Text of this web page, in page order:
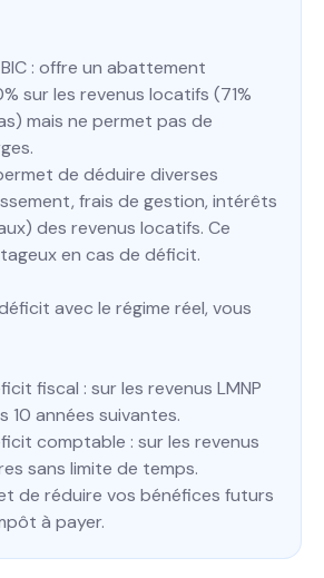
: offre un abattement
sur les revenus locatifs (71%
mais ne permet pas de
de déduire diverses
frais de gestion, intérêts
des revenus locatifs. Ce
en cas de déficit.
avec le régime réel, vous
fiscal : sur les revenus LMNP
10 années suivantes.
comptable : sur les revenus
sans limite de temps.
de réduire vos bénéfices futurs
à payer.